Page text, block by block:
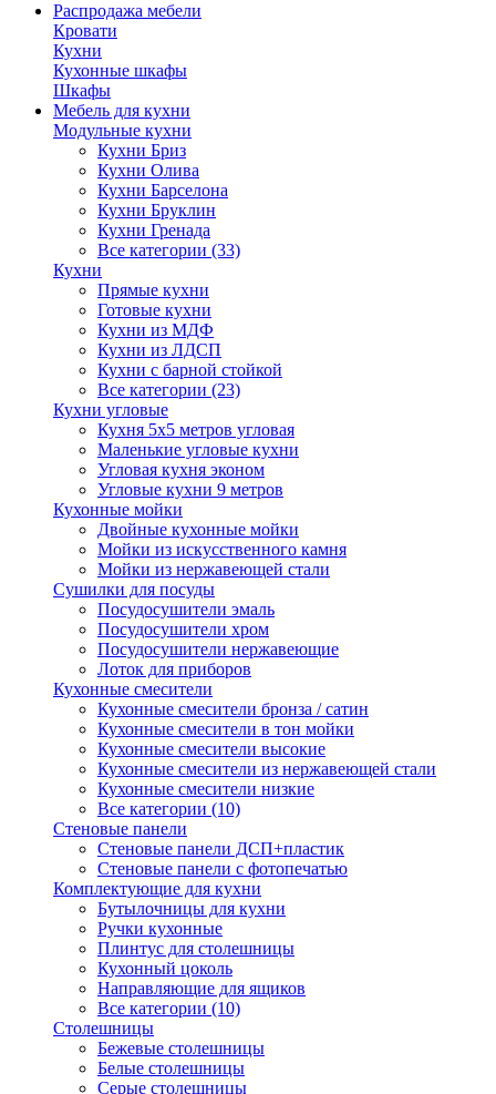
Распродажа мебели
Кровати
Кухни
Кухонные шкафы
Шкафы
Мебель для кухни
Модульные кухни
Кухни Бриз
Кухни Олива
Кухни Барселона
Кухни Бруклин
Кухни Гренада
Все категории (33)
Кухни
Прямые кухни
Готовые кухни
Кухни из МДФ
Кухни из ЛДСП
Кухни с барной стойкой
Все категории (23)
Кухни угловые
Кухня 5х5 метров угловая
Маленькие угловые кухни
Угловая кухня эконом
Угловые кухни 9 метров
Кухонные мойки
Двойные кухонные мойки
Мойки из искусственного камня
Мойки из нержавеющей стали
Сушилки для посуды
Посудосушители эмаль
Посудосушители хром
Посудосушители нержавеющие
Лоток для приборов
Кухонные смесители
Кухонные смесители бронза / сатин
Кухонные смесители в тон мойки
Кухонные смесители высокие
Кухонные смесители из нержавеющей стали
Кухонные смесители низкие
Все категории (10)
Стеновые панели
Стеновые панели ДСП+пластик
Стеновые панели с фотопечатью
Комплектующие для кухни
Бутылочницы для кухни
Ручки кухонные
Плинтус для столешницы
Кухонный цоколь
Направляющие для ящиков
Все категории (10)
Столешницы
Бежевые столешницы
Белые столешницы
Серые столешницы